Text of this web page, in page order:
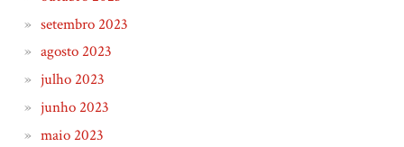
setembro 2023
agosto 2023
julho 2023
junho 2023
maio 2023